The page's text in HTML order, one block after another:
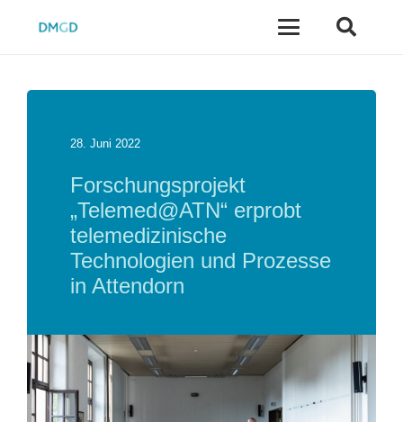
28. Juni 2022
Forschungsprojekt
„Telemed@ATN“ erprobt
telemedizinische
Technologien und Prozesse
in Attendorn